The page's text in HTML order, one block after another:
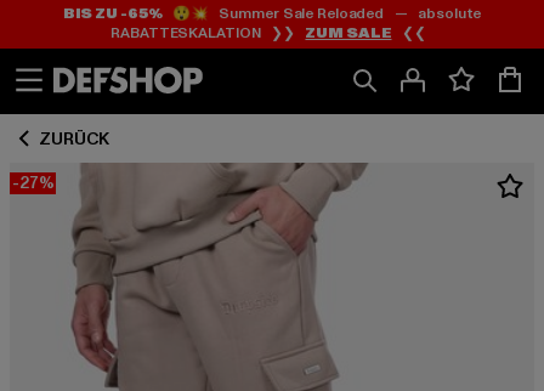
Zum
Inhalt
springen
Zum
Fußzeile
springen
BIS ZU -65%😲💥 Summer Sale Reloaded — absolute
RABATTESKALATION ❯❯ ZUM SALE ❮❮
ZURÜCK
-27%